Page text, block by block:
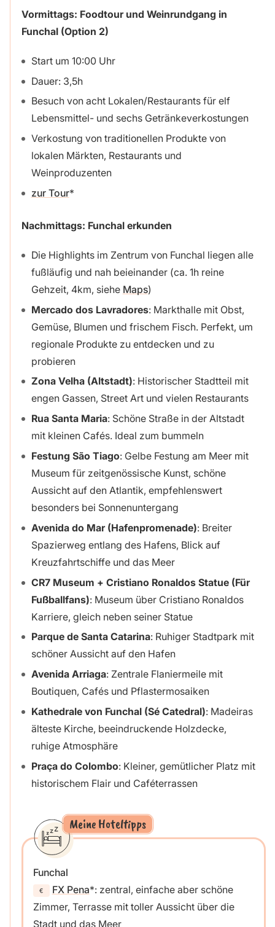
Vormittags: Foodtour und Weinrundgang in
Funchal (Option 2)
Start um 10:00 Uhr
Dauer: 3,5h
Besuch von acht Lokalen/Restaurants für elf
Lebensmittel- und sechs Getränkeverkostungen
Verkostung von traditionellen Produkte von
lokalen Märkten, Restaurants und
Weinproduzenten
zur Tour
Nachmittags: Funchal erkunden
Die Highlights im Zentrum von Funchal liegen alle
fußläufig und nah beieinander (ca. 1h reine
Gehzeit, 4km, siehe Maps)
Mercado dos Lavradores: Markthalle mit Obst,
Gemüse, Blumen und frischem Fisch. Perfekt, um
regionale Produkte zu entdecken und zu
probieren
Zona Velha (Altstadt): Historischer Stadtteil mit
engen Gassen, Street Art und vielen Restaurants
Rua Santa Maria: Schöne Straße in der Altstadt
mit kleinen Cafés. Ideal zum bummeln
Festung São Tiago: Gelbe Festung am Meer mit
Museum für zeitgenössische Kunst, schöne
Aussicht auf den Atlantik, empfehlenswert
besonders bei Sonnenuntergang
Avenida do Mar (Hafenpromenade): Breiter
Spazierweg entlang des Hafens, Blick auf
Kreuzfahrtschiffe und das Meer
CR7 Museum + Cristiano Ronaldos Statue (Für
Fußballfans): Museum über Cristiano Ronaldos
Karriere, gleich neben seiner Statue
Parque de Santa Catarina: Ruhiger Stadtpark mit
schöner Aussicht auf den Hafen
Avenida Arriaga: Zentrale Flaniermeile mit
Boutiquen, Cafés und Pflastermosaiken
Kathedrale von Funchal (Sé Catedral): Madeiras
älteste Kirche, beeindruckende Holzdecke,
ruhige Atmosphäre
Praça do Colombo: Kleiner, gemütlicher Platz mit
historischem Flair und Caféterrassen
Meine Hoteltipps
Funchal
FX Pena : zentral, einfache aber schöne
Zimmer, Terrasse mit toller Aussicht über die
Stadt und das Meer